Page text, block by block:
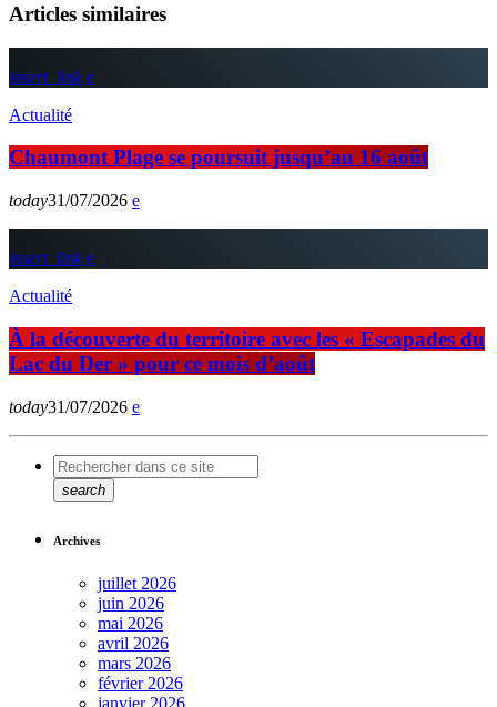
Articles similaires
insert_link
Actualité
Chaumont Plage se poursuit jusqu’au 16 août
today31/07/2026
insert_link
Actualité
À la découverte du territoire avec les « Escapades du
Lac du Der » pour ce mois d’août
today31/07/2026
search
Archives
juillet 2026
juin 2026
mai 2026
avril 2026
mars 2026
février 2026